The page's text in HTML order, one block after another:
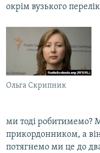
окрім вузького
Ольга Скрипник
ми тоді робитимемо?
прикордонником, а
потягнемо ми це до